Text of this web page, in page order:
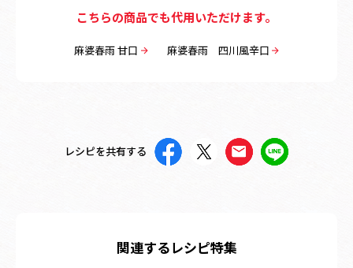
こちらの商品でも代用いただけます。
麻婆春雨 甘口 麻婆春雨 四川風辛口
レシピを共有する
関連するレシピ特集